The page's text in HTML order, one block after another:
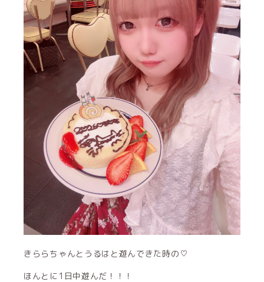
きららちゃんとうるはと遊んできた時の♡
ほんとに1日中遊んだ！！！